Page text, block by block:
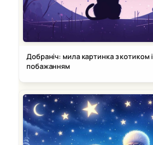
Добраніч: мила картинка з котиком і
побажанням